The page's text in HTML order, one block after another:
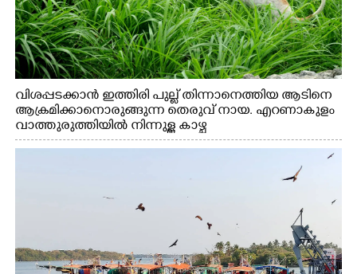
വിശപ്പടക്കാൻ ഇത്തിരി പുല്ല് തിന്നാനെത്തിയ ആടിനെ
ആക്രമിക്കാനൊരുങ്ങുന്ന തെരുവ് നായ. എറണാകുളം
വാത്തുരുത്തിയിൽ നിന്നുള്ള കാഴ്ച